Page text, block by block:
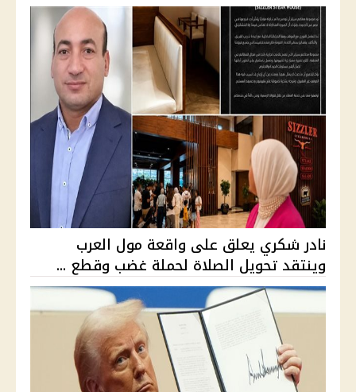
نادر شكري يعلق على واقعة مول العرب
وينتقد تحويل الصلاة لحملة غضب وقطع ...